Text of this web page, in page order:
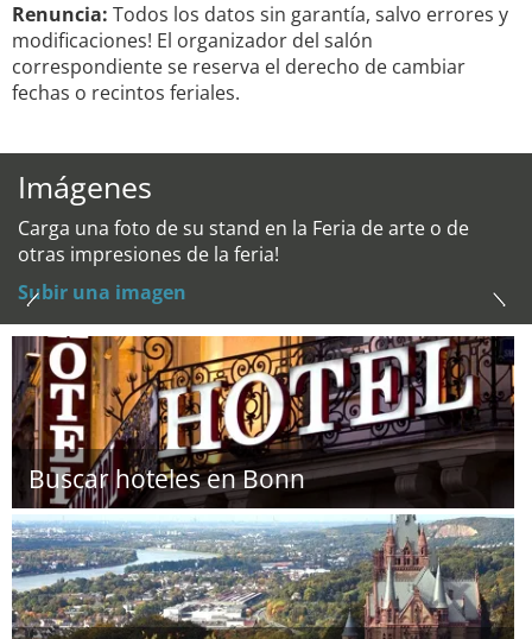
Renuncia: Todos los datos sin garantía, salvo errores y
modificaciones! El organizador del salón
correspondiente se reserva el derecho de cambiar
fechas o recintos feriales.
Imágenes
Carga una foto de su stand en la Feria de arte o de
otras impresiones de la feria!
Subir una imagen
Buscar hoteles en Bonn